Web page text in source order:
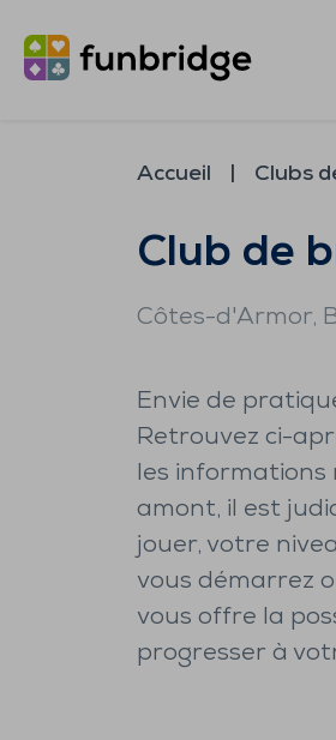
Accueil Clubs
Club de
Côtes-d'Armor,
Envie de
Retrouvez ci-
les informations
amont, il est
jouer, votre
vous démarrez
vous offre la
progresser à